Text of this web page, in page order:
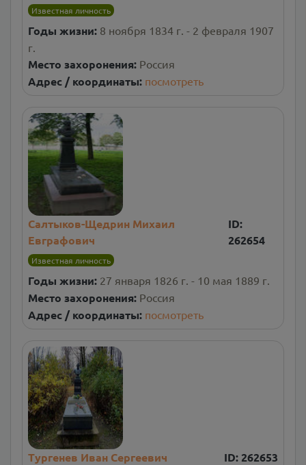
Известная личность
Годы жизни: 8 ноября 1834 г. - 2 февраля 1907
г.
Место захоронения: Россия
Адрес / координаты: посмотреть
Салтыков-Щедрин Михаил
Евграфович
ID:
262654
Известная личность
Годы жизни: 27 января 1826 г. - 10 мая 1889 г.
Место захоронения: Россия
Адрес / координаты: посмотреть
Тургенев Иван Сергеевич ID: 262653